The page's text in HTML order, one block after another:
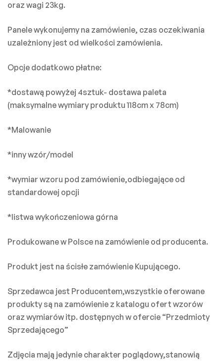
oraz wagi 23kg.
Panele wykonujemy na zamówienie, czas oczekiwania
uzależniony jest od wielkości zamówienia.
Opcje dodatkowo płatne:
*dostawą powyżej 4sztuk- dostawa paleta
(maksymalne wymiary produktu 118cm x 78cm)
*Malowanie
*inny wzór/model
*wymiar wzoru pod zamówienie,odbiegające od
standardowej opcji
*listwa wykończeniowa górna
Produkowane w Polsce na zamówienie od producenta.
Produkt jest na ścisłe zamówienie Kupującego.
Sprzedawca jest Producentem,wszystkie oferowane
produkty są na zamówienie z katalogu ofert wzorów
oraz wymiarów itp. dostępnych w ofercie “Przedmioty
Sprzedającego”
Zdjęcia mają jedynie charakter poglądowy,stanowią